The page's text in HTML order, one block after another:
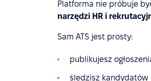
Platforma nie próbuje
narzędzi HR i
Sam ATS jest prosty:
publikujesz
śledzisz kandydatów